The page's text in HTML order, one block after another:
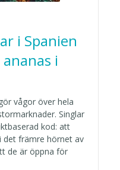
i Spanien
i
vågor över hela
Singlar
kod: att
det främre hörnet av
de är öppna för